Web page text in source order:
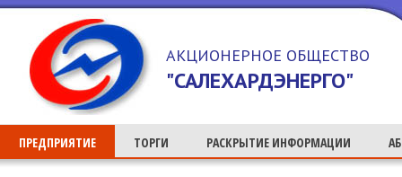
>
АКЦИОНЕРНОЕ ОБЩЕСТВО
"САЛЕХАРДЭНЕРГО"
ПРЕДПРИЯТИЕ ТОРГИ РАСКРЫТИЕ ИНФОРМАЦИИ